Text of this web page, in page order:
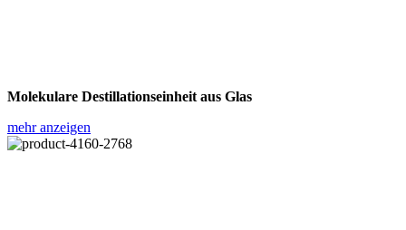
Molekulare Destillationseinheit aus Glas
mehr anzeigen